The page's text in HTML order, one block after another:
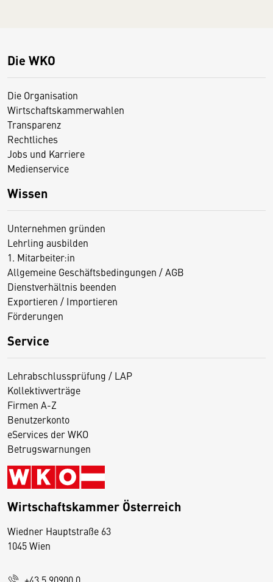
Die WKO
Die Organisation
Wirtschaftskammerwahlen
Transparenz
Rechtliches
Jobs und Karriere
Medienservice
Wissen
Unternehmen gründen
Lehrling ausbilden
1. Mitarbeiter:in
Allgemeine Geschäftsbedingungen / AGB
Dienstverhältnis beenden
Exportieren / Importieren
Förderungen
Service
Lehrabschlussprüfung / LAP
Kollektivverträge
Firmen A-Z
Benutzerkonto
eServices der WKO
Betrugswarnungen
Wirtschaftskammer Österreich
Wiedner Hauptstraße 63
1045 Wien
D